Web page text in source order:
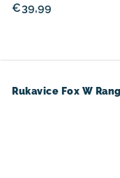
€39,99
Rukavice Fox W